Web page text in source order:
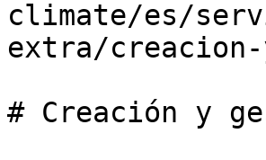
climate/es/
extra/
# Creación y